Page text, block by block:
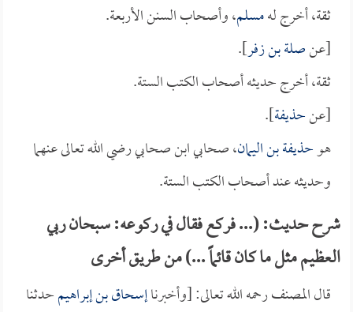
ثقة، أخرج لهمسلم، وأصحاب السنن الأربعة.
[عنصلة بن زفر].
ثقة، أخرج حديثه أصحاب الكتب الستة.
[عنحذيفة].
هوحذيفة بن اليمان، صحابي ابن صحابي رضي الله تعالى عنهما
وحديثه عند أصحاب الكتب الستة.
شرح حديث: (... فركع فقال في ركوعه: سبحان ربي
العظيم مثل ما كان قائماً ...) من طريق أخرى
قال المصنف رحمه الله تعالى: [وأخبرناإسحاق بن إبراهيمحدثنا